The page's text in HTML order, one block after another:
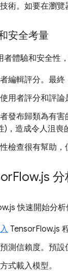
術。如要在瀏
安全考量
者體驗和安全性
編輯評分。最終
用者評分和評論
發布歸類為有
)，造成令人沮喪
檢查很有幫助，
Flow.js
快速開始分析
TensorFlow.js
測信賴度。預設
式載入模型。